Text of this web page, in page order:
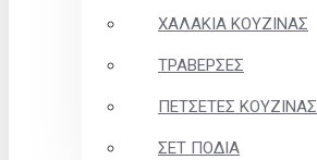
ΧΑΛΑΚΙΑ ΚΟΥΖΙΝΑΣ
ΤΡΑΒΕΡΣΕΣ
ΠΕΤΣΕΤΕΣ ΚΟΥΖΙΝΑΣ
ΣΕΤ ΠΟΔΙΑ